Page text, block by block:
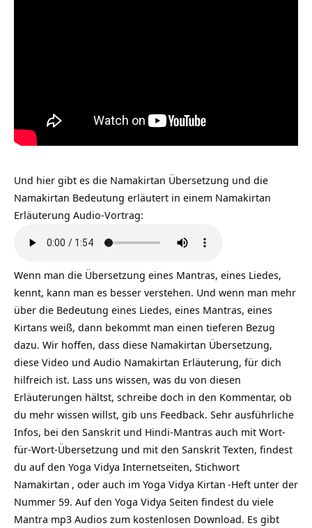
Und hier gibt es die Namakirtan Übersetzung und die
Namakirtan Bedeutung erläutert in einem Namakirtan
Erläuterung Audio-Vortrag:
Wenn man die Übersetzung eines Mantras, eines Liedes,
kennt, kann man es besser verstehen. Und wenn man mehr
über die Bedeutung eines Liedes, eines Mantras, eines
Kirtans weiß, dann bekommt man einen tieferen Bezug
dazu. Wir hoffen, dass diese Namakirtan Übersetzung,
diese Video und Audio Namakirtan Erläuterung, für dich
hilfreich ist. Lass uns wissen, was du von diesen
Erläuterungen hältst, schreibe doch in den Kommentar, ob
du mehr wissen willst, gib uns Feedback. Sehr ausführliche
Infos, bei den Sanskrit und Hindi-Mantras auch mit Wort-
für-Wort-Übersetzung und mit den Sanskrit Texten, findest
du auf den Yoga Vidya Internetseiten, Stichwort
Namakirtan , oder auch im Yoga Vidya Kirtan -Heft unter der
Nummer 59. Auf den Yoga Vidya Seiten findest du viele
Mantra mp3 Audios zum kostenlosen Download. Es gibt